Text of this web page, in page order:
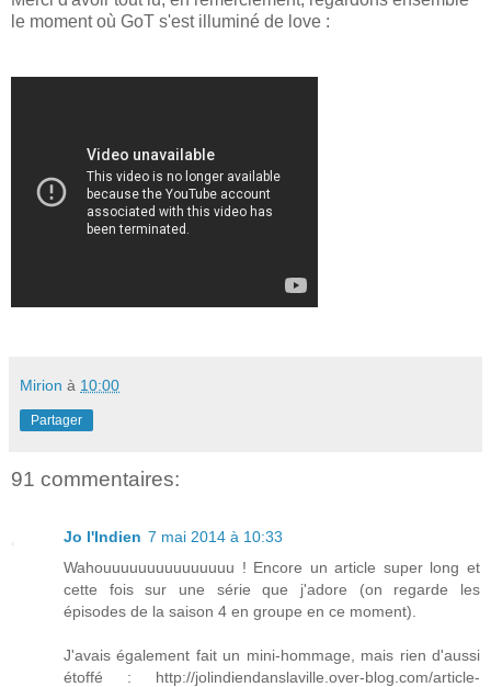
le moment où GoT s'est illuminé de love :
Mirion à 10:00
Partager
91 commentaires:
Jo l'Indien 7 mai 2014 à 10:33
Wahouuuuuuuuuuuuuuu ! Encore un article super long et
cette fois sur une série que j'adore (on regarde les
épisodes de la saison 4 en groupe en ce moment).
J'avais également fait un mini-hommage, mais rien d'aussi
étoffé : http://jolindiendanslaville.over-blog.com/article-